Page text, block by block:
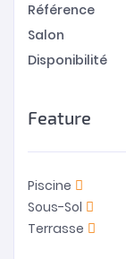
Référence
Salon
Disponibilité
Feature
Piscine
Sous-Sol
Terrasse